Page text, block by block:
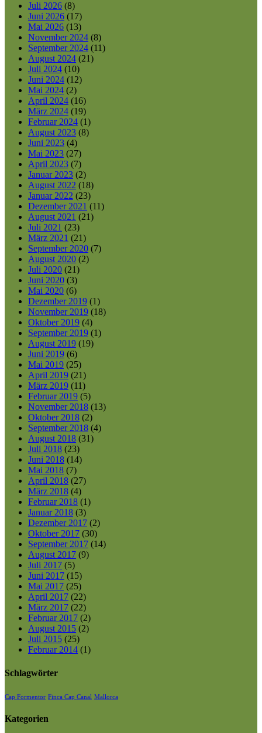
Juli 2026 (8)
Juni 2026 (17)
Mai 2026 (13)
November 2024 (8)
September 2024 (11)
August 2024 (21)
Juli 2024 (10)
Juni 2024 (12)
Mai 2024 (2)
April 2024 (16)
März 2024 (19)
Februar 2024 (1)
August 2023 (8)
Juni 2023 (4)
Mai 2023 (27)
April 2023 (7)
Januar 2023 (2)
August 2022 (18)
Januar 2022 (23)
Dezember 2021 (11)
August 2021 (21)
Juli 2021 (23)
März 2021 (21)
September 2020 (7)
August 2020 (2)
Juli 2020 (21)
Juni 2020 (3)
Mai 2020 (6)
Dezember 2019 (1)
November 2019 (18)
Oktober 2019 (4)
September 2019 (1)
August 2019 (19)
Juni 2019 (6)
Mai 2019 (25)
April 2019 (21)
März 2019 (11)
Februar 2019 (5)
November 2018 (13)
Oktober 2018 (2)
September 2018 (4)
August 2018 (31)
Juli 2018 (23)
Juni 2018 (14)
Mai 2018 (7)
April 2018 (27)
März 2018 (4)
Februar 2018 (1)
Januar 2018 (3)
Dezember 2017 (2)
Oktober 2017 (30)
September 2017 (14)
August 2017 (9)
Juli 2017 (5)
Juni 2017 (15)
Mai 2017 (25)
April 2017 (22)
März 2017 (22)
Februar 2017 (2)
August 2015 (2)
Juli 2015 (25)
Februar 2014 (1)
Schlagwörter
Cap Formentor Finca Cap Canal Mallorca
Kategorien